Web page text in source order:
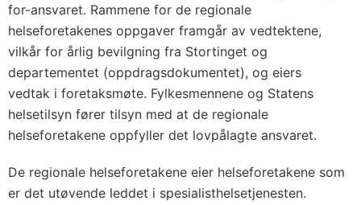
for-ansvaret. Rammene for de regionale
helseforetakenes oppgaver framgår av vedtektene,
vilkår for årlig bevilgning fra Stortinget og
departementet (oppdragsdokumentet), og eiers
vedtak i foretaksmøte. Fylkesmennene og Statens
helsetilsyn fører tilsyn med at de regionale
helseforetakene oppfyller det lovpålagte ansvaret.
De regionale helseforetakene eier helseforetakene som
er det utøvende leddet i spesialisthelsetjenesten.